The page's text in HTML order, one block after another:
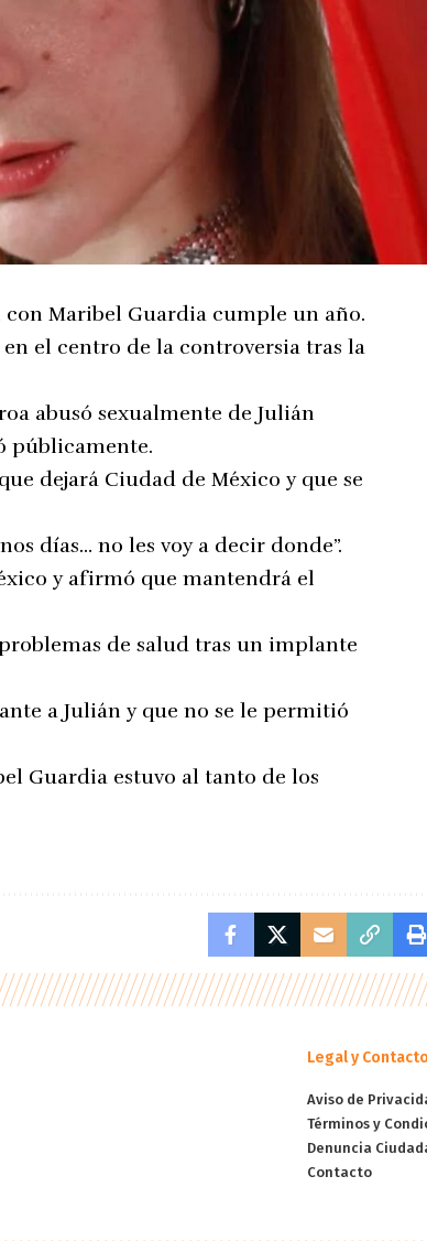
Maribel Guardia cumple un año.
en el centro de la controversia tras la
abusó sexualmente de Julián
públicamente.
dejará Ciudad de México y que se
días… no les voy a decir donde”.
y afirmó que mantendrá el
de salud tras un implante
a Julián y que no se le permitió
Guardia estuvo al tanto de los
Legal y Contacto
Aviso de
Términos y
Denuncia
Contacto